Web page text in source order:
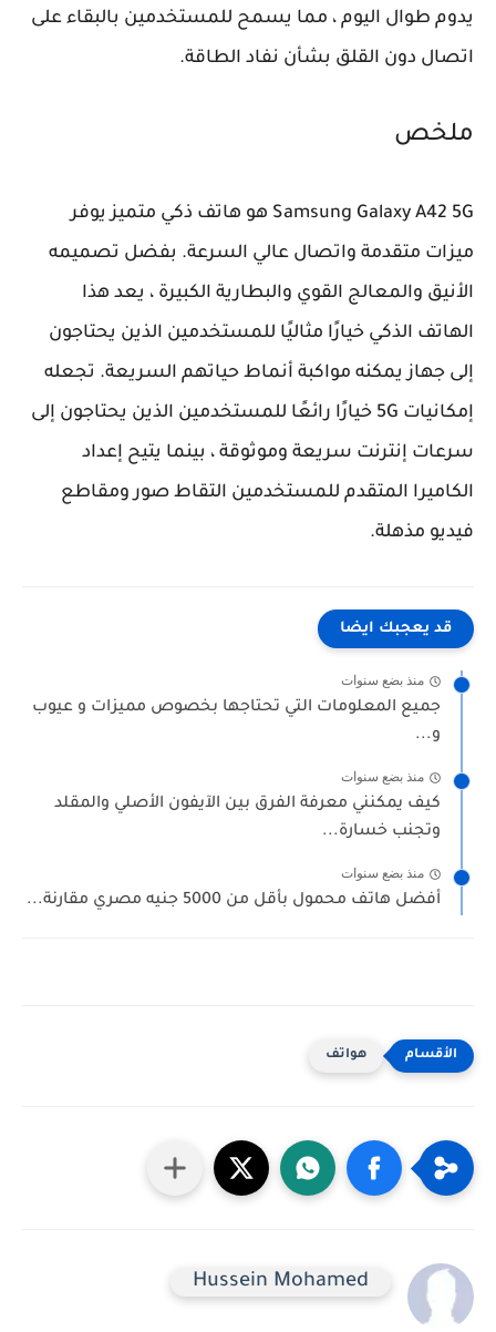
يدوم طوال اليوم ، مما يسمح للمستخدمين بالبقاء على
اتصال دون القلق بشأن نفاد الطاقة.
ملخص
Samsung Galaxy A42 5G هو هاتف ذكي متميز يوفر
ميزات متقدمة واتصال عالي السرعة. بفضل تصميمه
الأنيق والمعالج القوي والبطارية الكبيرة ، يعد هذا
الهاتف الذكي خيارًا مثاليًا للمستخدمين الذين يحتاجون
إلى جهاز يمكنه مواكبة أنماط حياتهم السريعة. تجعله
إمكانيات 5G خيارًا رائعًا للمستخدمين الذين يحتاجون إلى
سرعات إنترنت سريعة وموثوقة ، بينما يتيح إعداد
الكاميرا المتقدم للمستخدمين التقاط صور ومقاطع
فيديو مذهلة.
قد يعجبك ايضا
منذ بضع سنوات
جميع المعلومات التي تحتاجها بخصوص مميزات و عيوب
و...
منذ بضع سنوات
كيف يمكنني معرفة الفرق بين الآيفون الأصلي والمقلد
وتجنب خسارة...
منذ بضع سنوات
أفضل هاتف محمول بأقل من 5000 جنيه مصري مقارنة...
هواتف
Hussein Mohamed